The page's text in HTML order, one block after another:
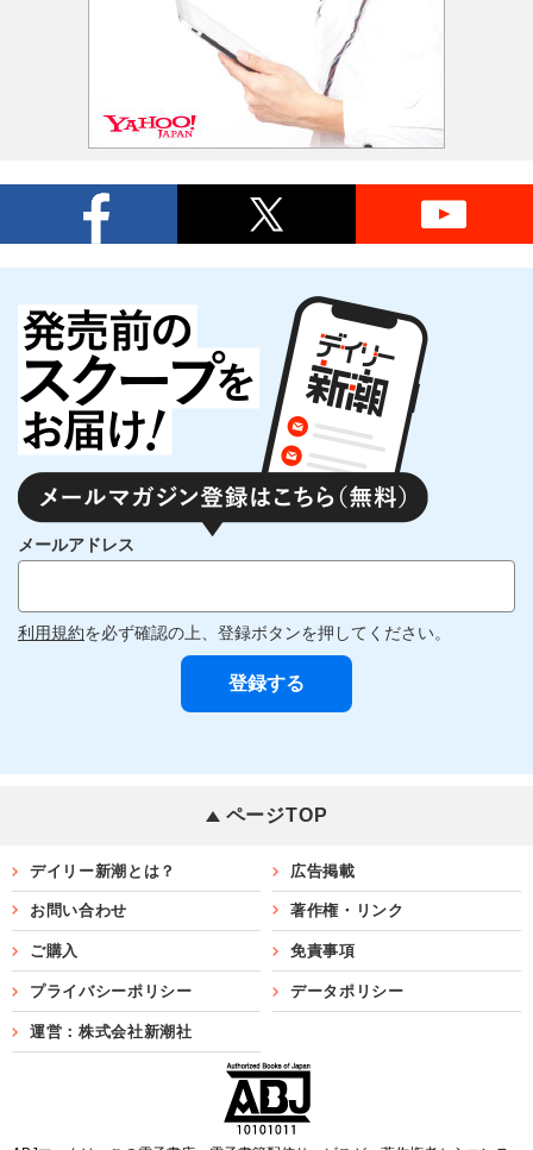
メールアドレス
利用規約を必ず確認の上、登録ボタンを押してください。
ページTOP
デイリー新潮とは？ 広告掲載
お問い合わせ 著作権・リンク
ご購入 免責事項
プライバシーポリシー データポリシー
運営：株式会社新潮社